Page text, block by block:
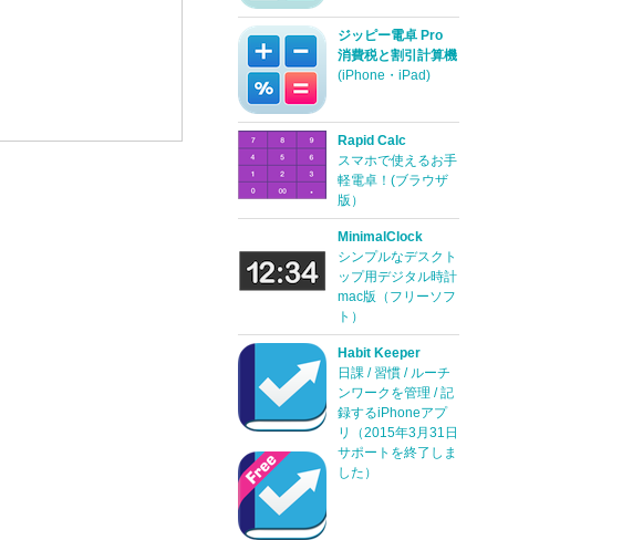
ジッピー電卓 Pro
消費税と割引計算機
(iPhone・iPad)
Rapid Calc
スマホで使えるお手
軽電卓！(ブラウザ
版）
MinimalClock
シンプルなデスクト
ップ用デジタル時計
mac版（フリーソフ
ト）
Habit Keeper
日課 / 習慣 / ルーチ
ンワークを管理 / 記
録するiPhoneアプ
リ（2015年3月31日
サポートを終了しま
した）